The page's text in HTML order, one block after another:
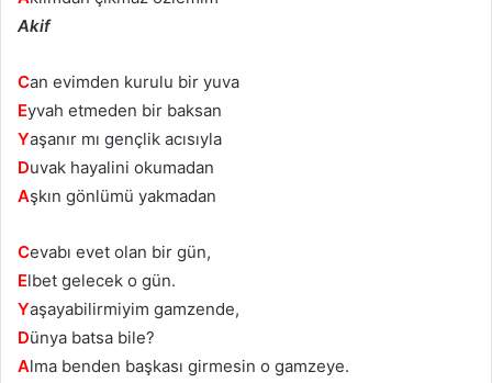
Akif
Can evimden kurulu bir yuva
Eyvah etmeden bir baksan
Yaşanır mı gençlik acısıyla
Duvak hayalini okumadan
Aşkın gönlümü yakmadan
Cevabı evet olan bir gün,
Elbet gelecek o gün.
Yaşayabilirmiyim gamzende,
Dünya batsa bile?
Alma benden başkası girmesin o gamzeye.